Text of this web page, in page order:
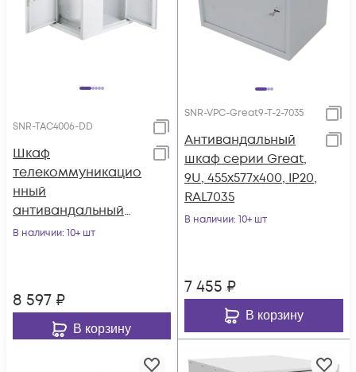
SNR-TAC4006-DD
Шкаф
телекоммуникацио
нный
антивандальный
SNR-TAC4006
В наличии: 10+ шт
8 597 ₽
В корзину
SNR-VPC-Great9-T-2-7035
Антивандальный
шкаф серии Great,
9U, 455х577х400, IP20,
RAL7035
В наличии: 10+ шт
7 455 ₽
В корзину